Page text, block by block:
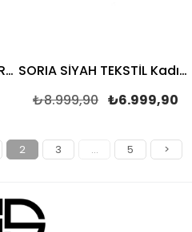
MONAPA SİYAH HAKİKİ DERİ Kadın TOPUKLU TERLİK
SORIA SİYAH TEKSTİL Kadın TOPUKLU TERLİK
₺6.999,90
₺8.999,90
2 3 ... 5 >